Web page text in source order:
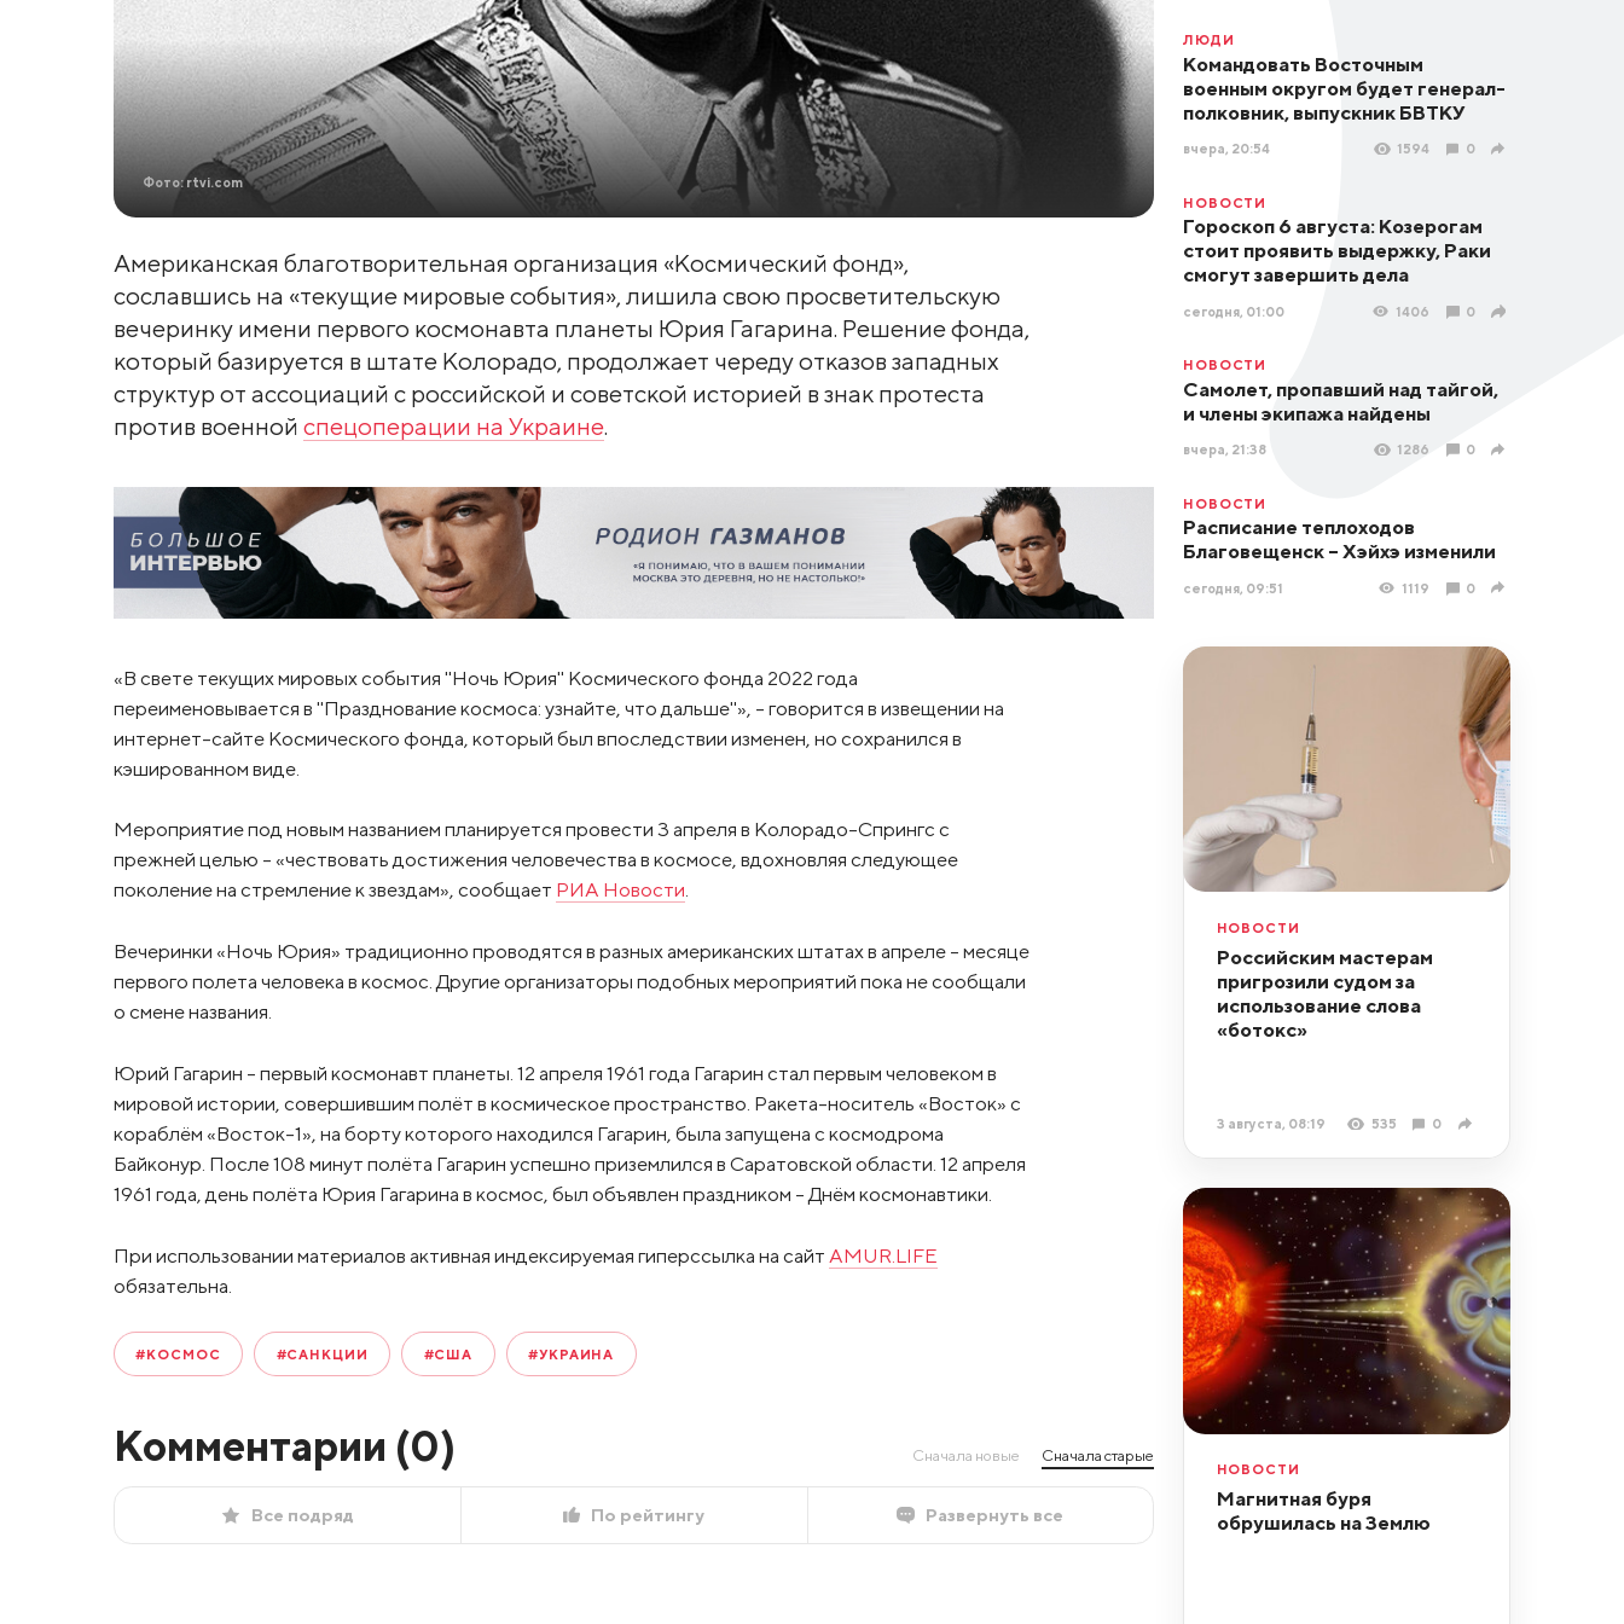
Фото: rtvi.com
Американская благотворительная организация «Космический фонд»,
сославшись на «текущие мировые события», лишила свою просветительскую
вечеринку имени первого космонавта планеты Юрия Гагарина. Решение фонда,
который базируется в штате Колорадо, продолжает череду отказов западных
структур от ассоциаций с российской и советской историей в знак протеста
против военной спецоперации на Украине.
«В свете текущих мировых события "Ночь Юрия" Космического фонда 2022 года
переименовывается в "Празднование космоса: узнайте, что дальше"», – говорится в извещении на
интернет-сайте Космического фонда, который был впоследствии изменен, но сохранился в
кэшированном виде.
Мероприятие под новым названием планируется провести 3 апреля в Колорадо-Спрингс с
прежней целью – «чествовать достижения человечества в космосе, вдохновляя следующее
поколение на стремление к звездам», сообщает РИА Новости.
Вечеринки «Ночь Юрия» традиционно проводятся в разных американских штатах в апреле – месяце
первого полета человека в космос. Другие организаторы подобных мероприятий пока не сообщали
о смене названия.
Юрий Гагарин – первый космонавт планеты. 12 апреля 1961 года Гагарин стал первым человеком в
мировой истории, совершившим полёт в космическое пространство. Ракета-носитель «Восток» с
кораблём «Восток-1», на борту которого находился Гагарин, была запущена с космодрома
Байконур. После 108 минут полёта Гагарин успешно приземлился в Саратовской области. 12 апреля
1961 года, день полёта Юрия Гагарина в космос, был объявлен праздником – Днём космонавтики.
При использовании материалов активная индексируемая гиперссылка на сайт AMUR.LIFE
обязательна.
#КОСМОС #САНКЦИИ #США #УКРАИНА
Комментарии (0) Сначала новые Сначала старые
Все подряд По рейтингу Развернуть все
ЛЮДИ
Командовать Восточным
военным округом будет генерал-
полковник, выпускник БВТКУ
вчера, 20:54 1594 0
НОВОСТИ
Гороскоп 6 августа: Козерогам
стоит проявить выдержку, Раки
смогут завершить дела
сегодня, 01:00 1406 0
НОВОСТИ
Самолет, пропавший над тайгой,
и члены экипажа найдены
вчера, 21:38 1286 0
НОВОСТИ
Расписание теплоходов
Благовещенск – Хэйхэ изменили
сегодня, 09:51 1119 0
НОВОСТИ
Российским мастерам
пригрозили судом за
использование слова
«ботокс»
3 августа, 08:19 535 0
НОВОСТИ
Магнитная буря
обрушилась на Землю